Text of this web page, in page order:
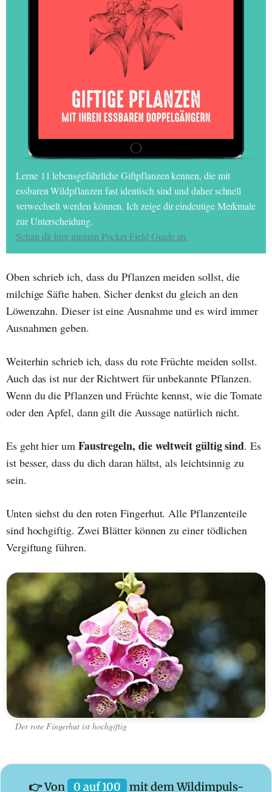
Lerne 11 lebensgefährliche Giftpflanzen kennen, die mit
essbaren Wildpflanzen fast identisch sind und daher schnell
verwechselt werden können. Ich zeige dir eindeutige Merkmale
zur Unterscheidung.
Schau dir hier meinen Pocket Field Guide an.
Oben schrieb ich, dass du Pflanzen meiden sollst, die
milchige Säfte haben. Sicher denkst du gleich an den
Löwenzahn. Dieser ist eine Ausnahme und es wird immer
Ausnahmen geben.
Weiterhin schrieb ich, dass du rote Früchte meiden sollst.
Auch das ist nur der Richtwert für unbekannte Pflanzen.
Wenn du die Pflanzen und Früchte kennst, wie die Tomate
oder den Apfel, dann gilt die Aussage natürlich nicht.
Es geht hier um Faustregeln, die weltweit gültig sind. Es
ist besser, dass du dich daran hältst, als leichtsinnig zu
sein.
Unten siehst du den roten Fingerhut. Alle Pflanzenteile
sind hochgiftig. Zwei Blätter können zu einer tödlichen
Vergiftung führen.
Der rote Fingerhut ist hochgiftig
👉 Von 0 auf 100
mit dem Wildimpuls-